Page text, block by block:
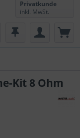
Privatkunde
inkl. MwSt.
Kit 8 Ohm